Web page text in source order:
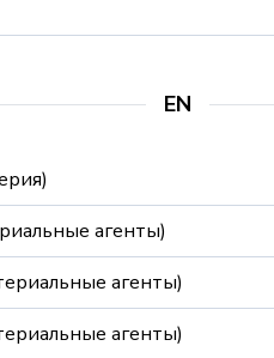
EN
агенты)
агенты)
агенты)